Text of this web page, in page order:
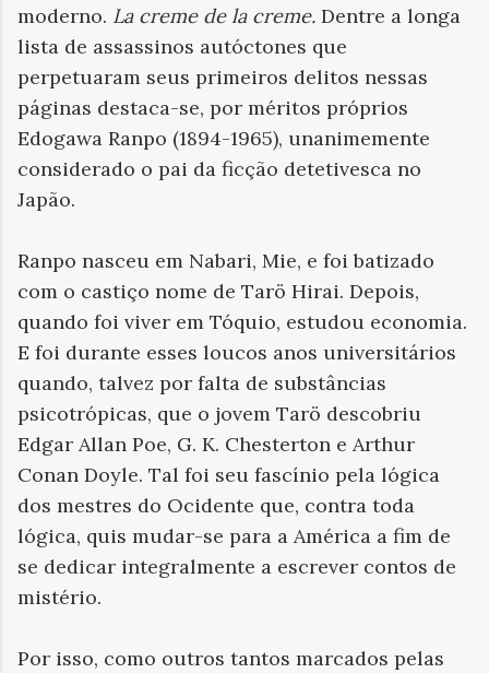
moderno. La creme de la creme. Dentre a longa
lista de assassinos autóctones que
perpetuaram seus primeiros delitos nessas
páginas destaca-se, por méritos próprios
Edogawa Ranpo (1894-1965), unanimemente
considerado o pai da ficção detetivesca no
Japão.
Ranpo nasceu em Nabari, Mie, e foi batizado
com o castiço nome de Tarö Hirai. Depois,
quando foi viver em Tóquio, estudou economia.
E foi durante esses loucos anos universitários
quando, talvez por falta de substâncias
psicotrópicas, que o jovem Tarö descobriu
Edgar Allan Poe, G. K. Chesterton e Arthur
Conan Doyle. Tal foi seu fascínio pela lógica
dos mestres do Ocidente que, contra toda
lógica, quis mudar-se para a América a fim de
se dedicar integralmente a escrever contos de
mistério.
Por isso, como outros tantos marcados pelas